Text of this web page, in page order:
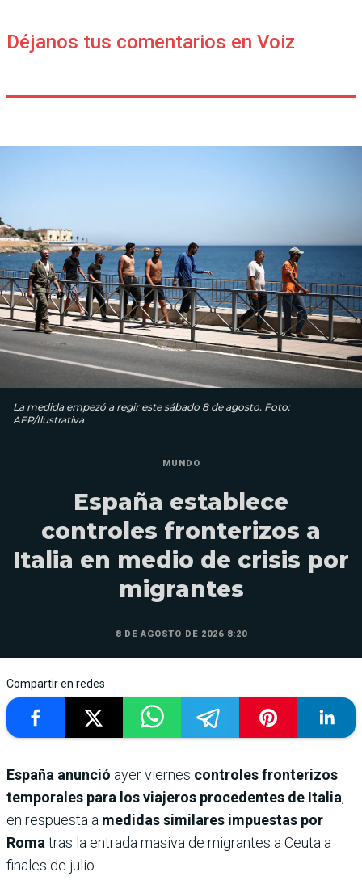
Déjanos tus comentarios en Voiz
La medida empezó a regir este sábado 8 de agosto. Foto:
AFP/Ilustrativa
MUNDO
España establece
controles fronterizos a
Italia en medio de crisis por
migrantes
8 DE AGOSTO DE 2026 8:20
Compartir en redes
España anunció ayer viernes controles fronterizos
temporales para los viajeros procedentes de Italia,
en respuesta a medidas similares impuestas por
Roma tras la entrada masiva de migrantes a Ceuta a
finales de julio.